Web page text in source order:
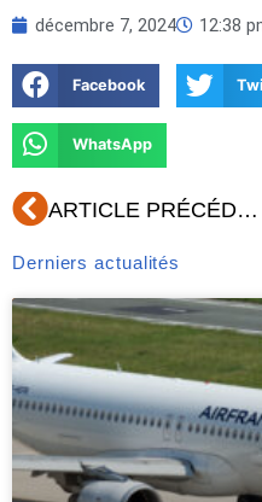
décembre 7, 2024 12:38
Facebook
WhatsApp
Précédent ARTICLE PRÉCÉDENT
Derniers actualités